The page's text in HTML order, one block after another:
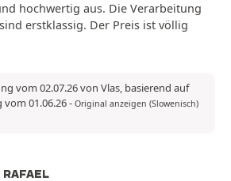
hochwertig aus. Die Verarbeitung
erstklassig. Der Preis ist völlig
vom 02.07.26 von Vlas, basierend auf
01.06.26- Original anzeigen (Slowenisch)